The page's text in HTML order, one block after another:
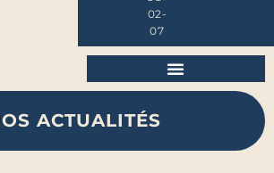
02-
07
ACTUALITÉS